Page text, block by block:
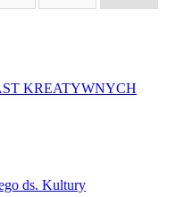
KREATYWNYCH
ds. Kultury